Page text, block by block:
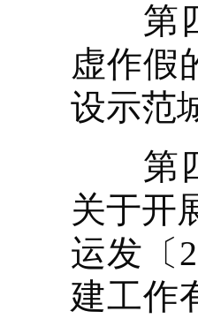
第四
虚作假
设示范
第四
关于开
运发〔
建工作